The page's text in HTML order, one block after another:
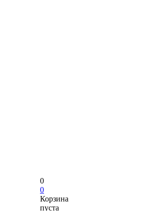
0
0
Корзина
пуста